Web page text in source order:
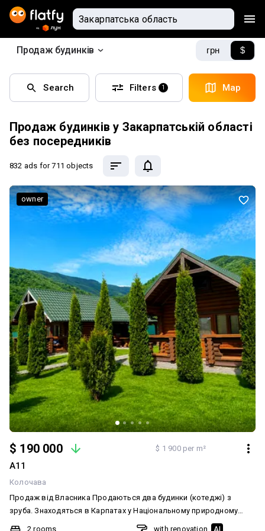
Продаж будинків грн $
Search Filters 1 Map
Продаж будинків у Закарпатській області
без посередників
832 ads for 711 objects
$ 190 000 $ 1 900 per m²
А11
Колочава
Продаж від Власника Продаються два будинки (котеджі) з
зруба. Знаходяться в Карпатах у Національному природному
парку "Синевир" в селі Колочава біля Вільшанського
2 rooms
with renovation AI
owner